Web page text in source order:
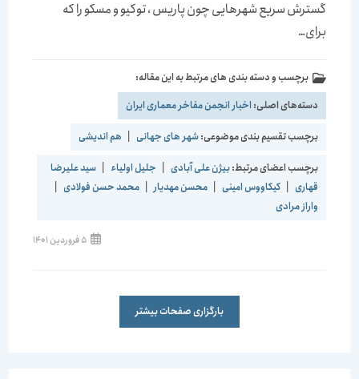
گسترش سریع شهرهایی چون پاریس ، توکیو و مسکو را که
برای…
برچسب و دسته بندی های مرتبط به این مقاله:
دسته‌های اصلی:اخبار انجمن مفاخر معماری ایران
برچسب تقسیم بندی موضوعی:شهر های جهانی | هم اندیشی
برچسب اعضای مرتبط:بیژن علی آبادی | جلیل اولیاء |
سید علیرضا
قهاری | کیکاووس امینی | محسن مهدیار | محمد حسن فولادی |
واراز مرادی
5 فروردین 1401
بارگزاری صفحات بیشتر